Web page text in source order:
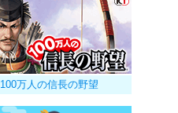
100万人の信長の野望